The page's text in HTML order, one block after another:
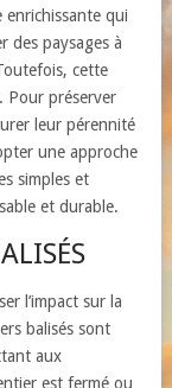
enrichissante qui
des paysages à
cette
Pour préserver
leur pérennité
une approche
simples et
et durable.
l’impact sur la
balisés sont
aux
est fermé ou